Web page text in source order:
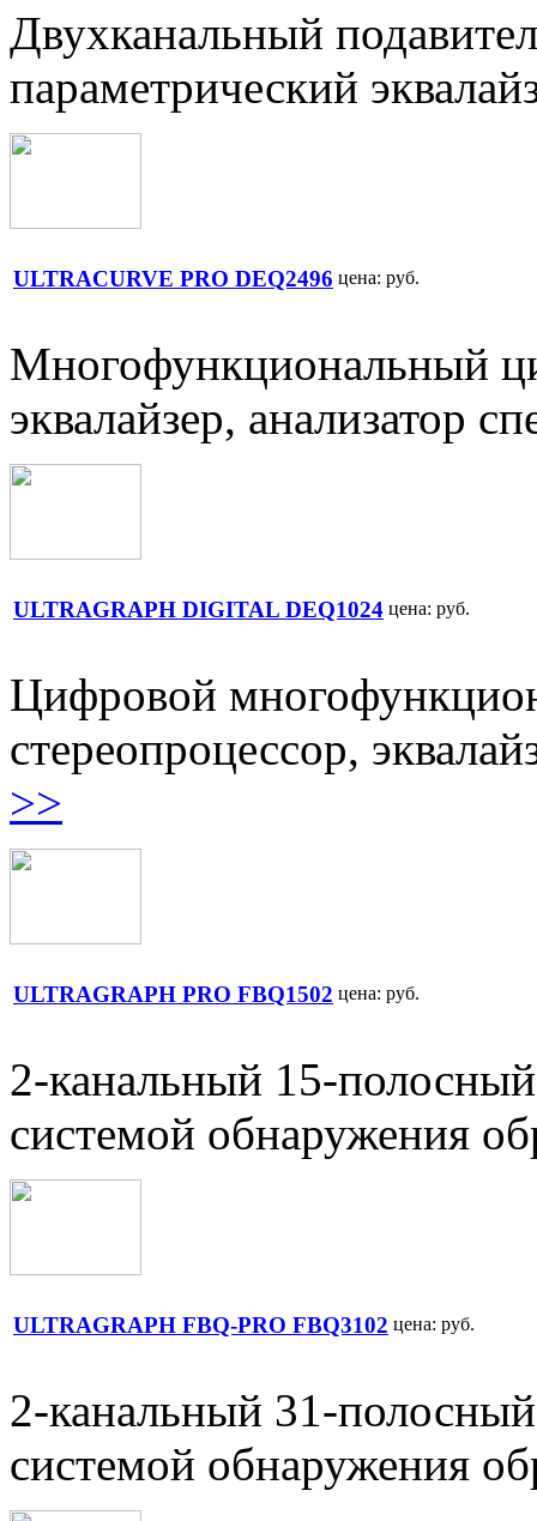
Двухканальный
параметрический
ULTRACURVE PRO DEQ2496 цена: руб.
Многофункциональный
эквалайзер, анализатор
ULTRAGRAPH DIGITAL DEQ1024 цена: руб.
Цифровой
стереопроцессор,
>>
ULTRAGRAPH PRO FBQ1502 цена: руб.
2-канальный 15-
системой обнаружения
ULTRAGRAPH FBQ-PRO FBQ3102 цена: руб.
2-канальный 31-
системой обнаружения